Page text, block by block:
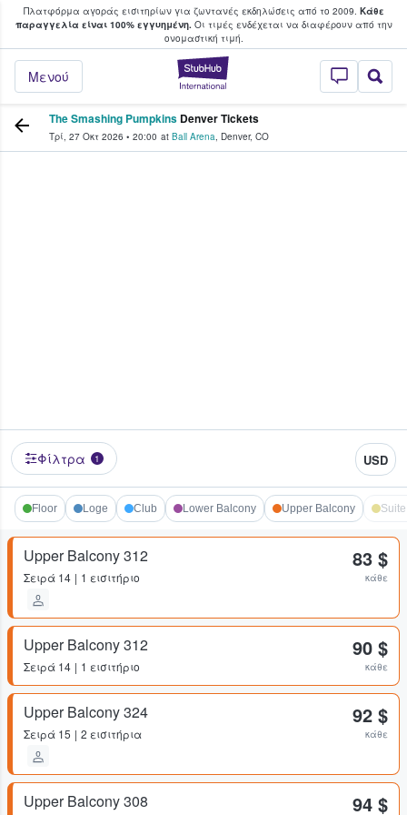
Πλατφόρμα αγοράς εισιτηρίων για ζωντανές εκδηλώσεις από το 2009. Κάθε
παραγγελία είναι 100% εγγυημένη.Οι τιμές ενδέχεται να διαφέρουν από την
oνομαστική τιμή.
StubHub - Όπου
Μενού
φαν αγοράζουν και πουλούν
The Smashing Pumpkins Denver Tickets
Τρί, 27 Οκτ 2026 • 20:00 at Ball Arena, Denver, CO
Φίλτρα 1 USD
Floor Loge Club Lower Balcony Upper Balcony
Upper Balcony 312
Σειρά 14 1 εισιτήριο
83 $
κάθε
Upper Balcony 312
Σειρά 14 1 εισιτήριο
90 $
κάθε
Upper Balcony 324
Σειρά 15 2 εισιτήρια
92 $
κάθε
Upper Balcony 308 94 $